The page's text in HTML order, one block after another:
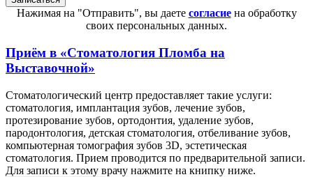
Нажимая на "Отправить", вы даете согласиена обработку
своих персональных данных.
Приём в «Стоматология Пломба на
Выставочной»
Стоматологический центр предоставляет такие услуги:
стоматология, имплантация зубов, лечение зубов,
протезирование зубов, ортодонтия, удаление зубов,
пародонтология, детская стоматология, отбеливание зубов,
компьютерная томография зубов 3D, эстетическая
стоматология. Прием проводится по предварительной записи.
Для записи к этому врачу нажмите на книпку ниже.